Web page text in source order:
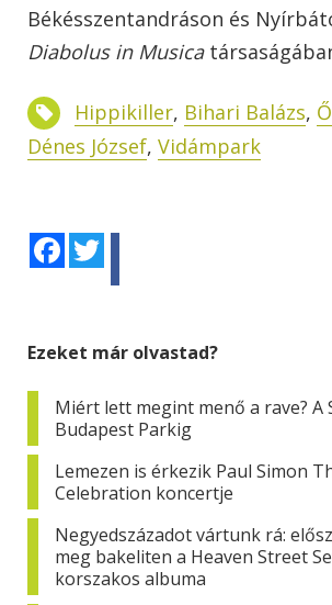
Békésszentandráson és
Diabolus in Musica
Hippikiller, Bihari Balázs,
Dénes József, Vidámpark
Facebook
Ezeket már olvastad?
Miért lett megint menő a rave? A
Budapest Parkig
Lemezen is érkezik Paul Simon
Celebration koncertje
Negyedszázadot vártunk rá:
meg bakeliten a Heaven Street
korszakos albuma